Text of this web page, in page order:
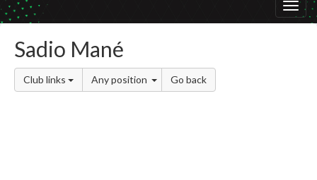
Sadio Mané
Club links Any position Go back